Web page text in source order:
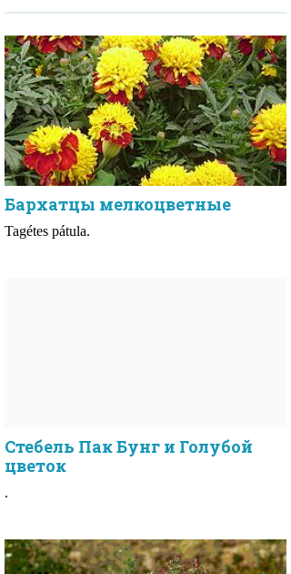
Бархатцы мелкоцветные
Tagétes pátula.
Стебель Пак Бунг и Голубой
цветок
.